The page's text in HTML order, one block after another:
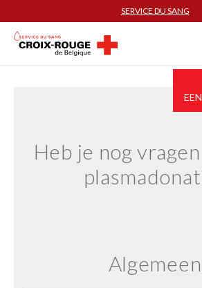
SERVICE DU SANG
Heb je nog
Algemeen